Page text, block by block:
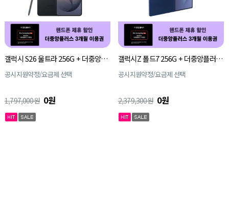
갤럭시 S26 울트라 256G + 더중앙플러스 3개월 이용권
공시지원약정/요금제 선택
1,797,000원 0원
갤럭시Z 폴드7 256G + 더중앙플러스 3개월 이용권
공시지원약정/요금제 선택
2,379,300원 0원